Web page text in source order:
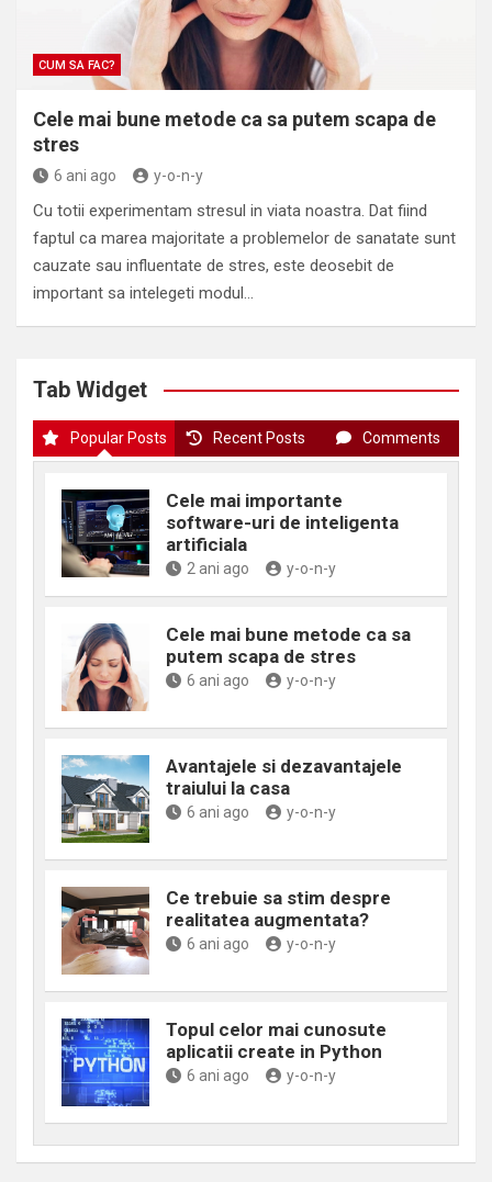
CUM SA FAC?
Cele mai bune metode ca sa putem scapa de
stres
6 ani ago y-o-n-y
Cu totii experimentam stresul in viata noastra. Dat fiind
faptul ca marea majoritate a problemelor de sanatate sunt
cauzate sau influentate de stres, este deosebit de
important sa intelegeti modul…
Tab Widget
Popular Posts Recent Posts Comments
Cele mai importante
software-uri de inteligenta
artificiala
2 ani ago y-o-n-y
Cele mai bune metode ca sa
putem scapa de stres
6 ani ago y-o-n-y
Avantajele si dezavantajele
traiului la casa
6 ani ago y-o-n-y
Ce trebuie sa stim despre
realitatea augmentata?
6 ani ago y-o-n-y
Topul celor mai cunosute
aplicatii create in Python
6 ani ago y-o-n-y